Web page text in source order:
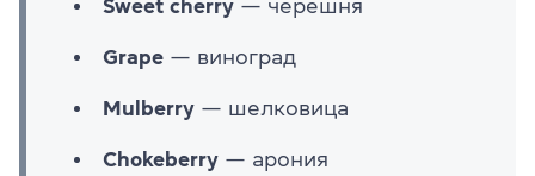
Sweet cherry — черешня
Grape — виноград
Mulberry — шелковица
Chokeberry — арония